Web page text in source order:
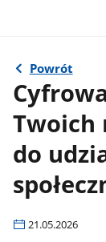
Powrót
Twoich
do
21.05.2026